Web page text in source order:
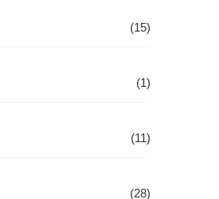
(15)
(1)
(11)
(28)